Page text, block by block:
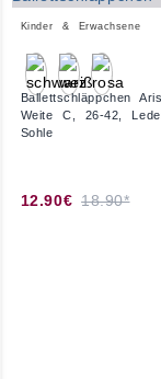
Kinder & Erwachsene
Ballettschläppchen
Weite C, 26-42,
Sohle
12.90€ 18.90*